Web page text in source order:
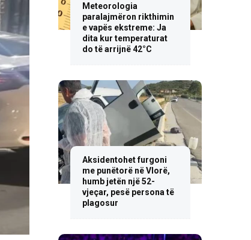
Meteorologia
paralajmëron rikthimin
e vapës ekstreme: Ja
dita kur temperaturat
do të arrijnë 42°C
Aksidentohet furgoni
me punëtorë në Vlorë,
humb jetën një 52-
vjeçar, pesë persona të
plagosur